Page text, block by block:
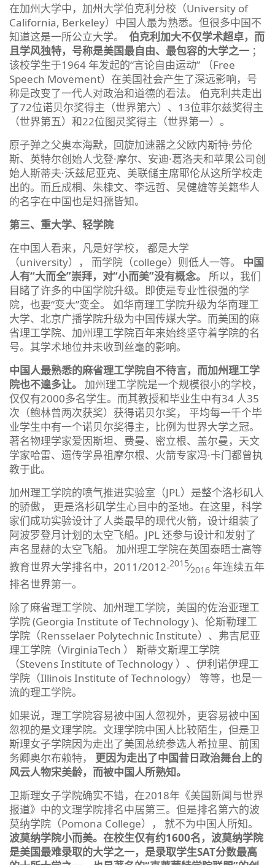
在加州大学中，加州大学伯克利分校（University of
California, Berkeley）中国人最为熟悉。但很多中国不
知道这是一所公立大学。
伯克利加大不仅学术超卓，而
且学风独特，号称是美国最自由、最包容的大学之一 ；
该校学生于1964 年发起的“言论自由运动” （Free
Speech Movement）在美国社会产生了深远影响，号
称是改变了一代人对政治和道德的看法。 伯克利共走出
了72位诺贝尔奖得主（世界第六）、13位菲尔兹奖得主
（世界第五）和22位图灵奖得主（世界第一）。
原子弹之父奥本海默，回旋加速器之父欧内斯特·劳伦
斯、英特尔创始人戈登·摩尔、安迪·葛洛夫和苹果公司创
始人斯蒂夫·沃兹尼亚克、美联储主席耶伦从这所学校走
出的。而丘成桐、朱棣文、李远哲、吴健雄等美籍华人
的名字在中国也是妇孺皆知。
第三、重大学、轻学院
在中国人看来，凡是好学校， 都是大学
（university）， 而学院（college）则低人一等。 中国
人有“大而全”崇拜，对“小而美”没有概念。
所以，我们
目睹了许多的中国学院升级。即使是专业性很强的学
院，也要“变大”变全。 如华南理工学院升级为华南理工
大学、北京广播学院升级为中国传媒大学。而美国的麻
省理工学院、加州理工学院百年来始终坚守着学院的名
号。其学术地位并未收到丝毫的影响。
中国人最熟悉的麻省理工学院自不待言，而加州理工学
院也不遑多让。
加州理工学院是一个规模很小的学校，
仅仅有2000多名学生。而其教授和毕业生中有34 人35
次（鲍林曾两次获奖）获得诺贝尔奖， 平均每一千个毕
业学生中有一个诺贝尔奖得主，比例为世界大学之冠。
著名物理学家爱因斯坦、费曼、密立根、盖尔曼，天文
学家哈雷、遗传学鼻祖摩尔根、火箭专家冯·卡门都曾执
教于此。
加州理工学院的喷气推进实验室（JPL）是整个洛杉矶人
的骄傲， 更是洛杉矶学生心目中的圣地。在这里，科学
家们成功实验设计了人类最早的现代火箭，设计组装了
阿波罗登月计划的太空飞船。JPL 还参与设计和发射了
声名显赫的太空飞船。 加州理工学院在英国泰晤士高等
教育世界大学排名中，2011/2012-2015⁄2016 年连续五年
排名世界第一。
除了麻省理工学院、加州理工学院，美国的佐治亚理工
学院 (Georgia Institute of Technology )、伦斯勒理工
学院（Rensselaer Polytechnic Institute）、弗吉尼亚
理工学院（VirginiaTech ） 斯蒂文斯理工学院
（Stevens Institute of Technology ）、伊利诺伊理工
学院（Illinois Institute of Technology） 等等，也是一
流的理工学院。
如果说，理工学院容易被中国人忽视外，更容易被中国
忽视的是文理学院。文理学院中国人比较陌生，但是卫
斯理女子学院因为走出了美国总统参选人希拉里、前国
务卿奥尔布赖特， 更因为走出了中国昔日政治舞台上的
风云人物宋美龄，而被中国人所熟知。
卫斯理女子学院确实不错，在2018年《美国新闻与世界
报道》中的文理学院排名中居第三。但是排名第六的波
莫纳学院（Pomona College）， 就不为中国人所知。
波莫纳学院小而美。在校生仅有约1600名，波莫纳学院
是美国最难录取的大学之一，是录取学生SAT分数最高